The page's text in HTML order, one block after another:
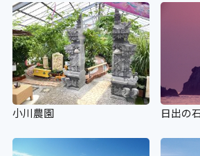
小川農園 日出の